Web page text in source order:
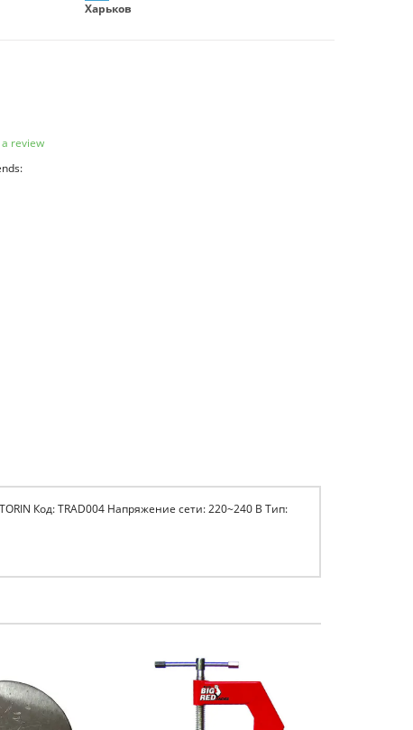
Харьков
review
Код: TRAD004 Напряжение сети: 220~240 В Тип: